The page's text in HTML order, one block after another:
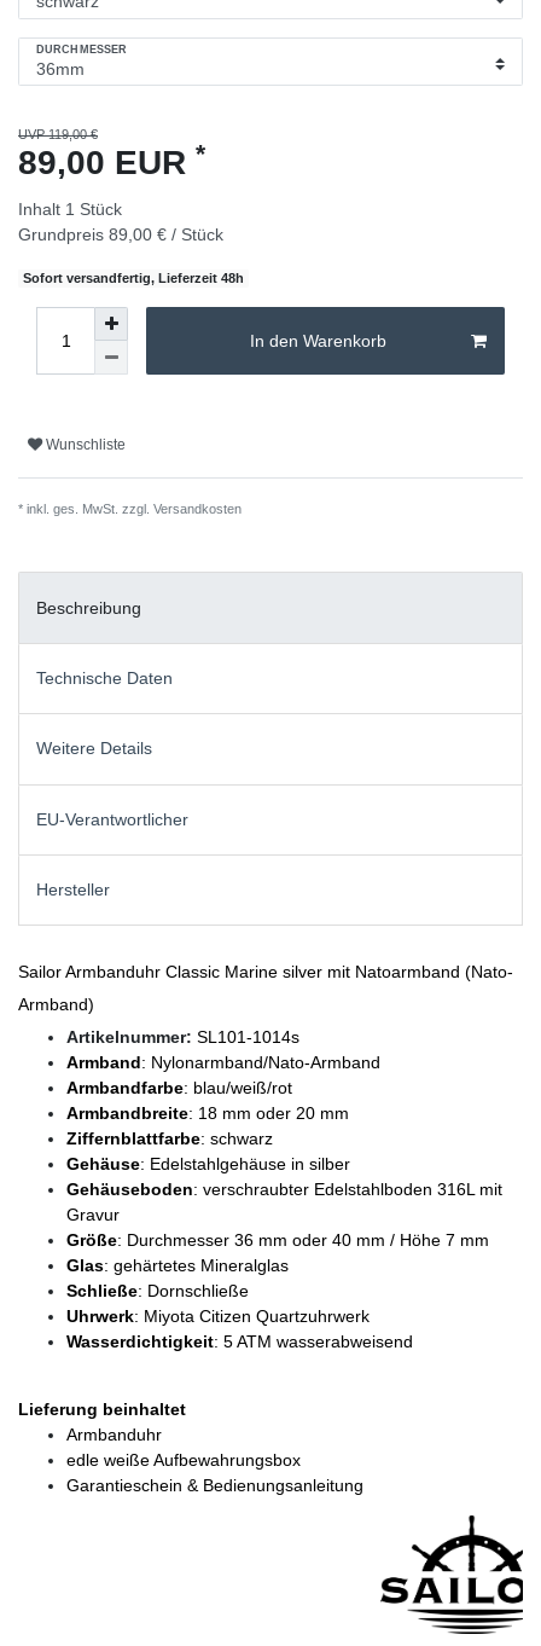
DURCHMESSER
UVP 119,00 €
89,00 EUR *
Inhalt 1 Stück
Grundpreis 89,00 € / Stück
Sofort versandfertig, Lieferzeit 48h
In den Warenkorb
Wunschliste
* inkl. ges. MwSt. zzgl. Versandkosten
Beschreibung
Technische Daten
Weitere Details
EU-Verantwortlicher
Hersteller
Sailor Armbanduhr Classic Marine silver mit Natoarmband (Nato-
Armband)
Artikelnummer: SL101-1014s
Armband: Nylonarmband/Nato-Armband
Armbandfarbe: blau/weiß/rot
Armbandbreite: 18 mm oder 20 mm
Ziffernblattfarbe: schwarz
Gehäuse: Edelstahlgehäuse in silber
Gehäuseboden: verschraubter Edelstahlboden 316L mit
Gravur
Größe: Durchmesser 36 mm oder 40 mm / Höhe 7 mm
Glas: gehärtetes Mineralglas
Schließe: Dornschließe
Uhrwerk: Miyota Citizen Quartzuhrwerk
Wasserdichtigkeit: 5 ATM wasserabweisend
Lieferung beinhaltet
Armbanduhr
edle weiße Aufbewahrungsbox
Garantieschein & Bedienungsanleitung